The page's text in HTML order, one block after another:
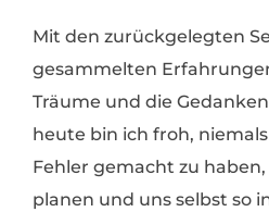
Mit den zurückgelegten
gesammelten
Träume und die
heute bin ich froh,
Fehler gemacht zu
planen und uns selbst so